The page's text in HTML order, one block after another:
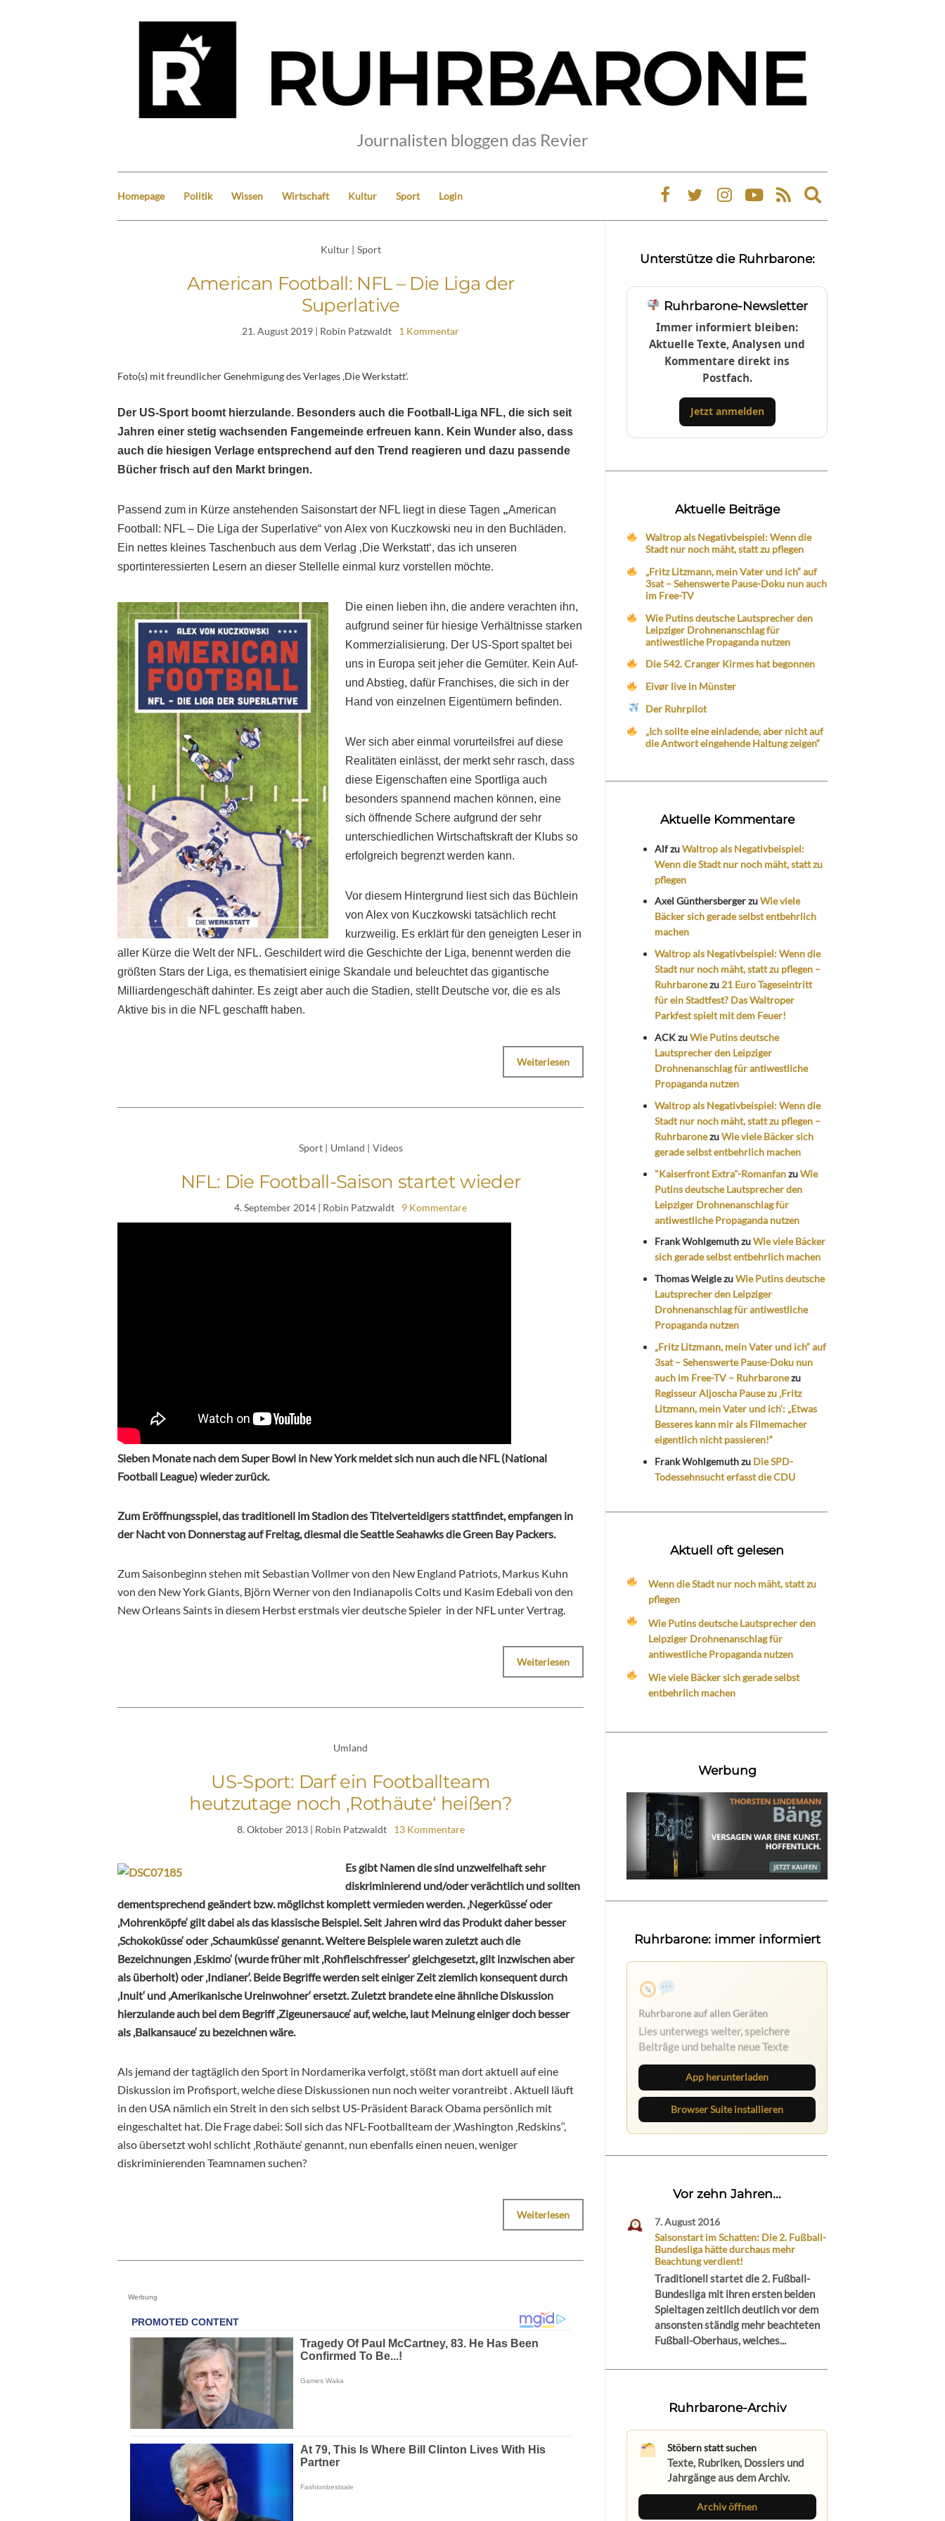
Journalisten bloggen das Revier
Homepage Politik Wissen Wirtschaft Kultur Sport Login
Expand
search
Kultur | Sport
American Football: NFL – Die Liga der
Superlative
21. August 2019 | Robin Patzwaldt 1 Kommentar
Foto(s) mit freundlicher Genehmigung des Verlages ‚Die Werkstatt‘.
Der US-Sport boomt hierzulande. Besonders auch die Football-Liga NFL, die sich seit
Jahren einer stetig wachsenden Fangemeinde erfreuen kann. Kein Wunder also, dass
auch die hiesigen Verlage entsprechend auf den Trend reagieren und dazu passende
Bücher frisch auf den Markt bringen.
Passend zum in Kürze anstehenden Saisonstart der NFL liegt in diese Tagen „American
Football: NFL – Die Liga der Superlative“ von Alex von Kuczkowski neu in den Buchläden.
Ein nettes kleines Taschenbuch aus dem Verlag ‚Die Werkstatt‘, das ich unseren
sportinteressierten Lesern an dieser Stellelle einmal kurz vorstellen möchte.
Die einen lieben ihn, die andere verachten ihn,
aufgrund seiner für hiesige Verhältnisse starken
Kommerzialisierung. Der US-Sport spaltet bei
uns in Europa seit jeher die Gemüter. Kein Auf-
und Abstieg, dafür Franchises, die sich in der
Hand von einzelnen Eigentümern befinden.
Wer sich aber einmal vorurteilsfrei auf diese
Realitäten einlässt, der merkt sehr rasch, dass
diese Eigenschaften eine Sportliga auch
besonders spannend machen können, eine
sich öffnende Schere aufgrund der sehr
unterschiedlichen Wirtschaftskraft der Klubs so
erfolgreich begrenzt werden kann.
Vor diesem Hintergrund liest sich das Büchlein
von Alex von Kuczkowski tatsächlich recht
kurzweilig. Es erklärt für den geneigten Leser in
aller Kürze die Welt der NFL. Geschildert wird die Geschichte der Liga, benennt werden die
größten Stars der Liga, es thematisiert einige Skandale und beleuchtet das gigantische
Milliardengeschäft dahinter. Es zeigt aber auch die Stadien, stellt Deutsche vor, die es als
Aktive bis in die NFL geschafft haben.
Weiterlesen
Sport | Umland | Videos
NFL: Die Football-Saison startet wieder
4. September 2014 | Robin Patzwaldt 9 Kommentare
Sieben Monate nach dem Super Bowl in New York meldet sich nun auch die NFL (National
Football League) wieder zurück.
Zum Eröffnungsspiel, das traditionell im Stadion des Titelverteidigers stattfindet, empfangen in
der Nacht von Donnerstag auf Freitag, diesmal die Seattle Seahawks die Green Bay Packers.
Zum Saisonbeginn stehen mit Sebastian Vollmer von den New England Patriots, Markus Kuhn
von den New York Giants, Björn Werner von den Indianapolis Colts und Kasim Edebali von den
New Orleans Saints in diesem Herbst erstmals vier deutsche Spieler in der NFL unter Vertrag.
Weiterlesen
Umland
US-Sport: Darf ein Footballteam
heutzutage noch ‚Rothäute‘ heißen?
8. Oktober 2013| Robin Patzwaldt 13 Kommentare
Es gibt Namen die sind unzweifelhaft sehr
diskriminierend und/oder verächtlich und sollten
dementsprechend geändert bzw. möglichst komplett vermieden werden. ‚Negerküsse‘ oder
‚Mohrenköpfe‘ gilt dabei als das klassische Beispiel. Seit Jahren wird das Produkt daher besser
‚Schokoküsse‘ oder ‚Schaumküsse‘ genannt. Weitere Beispiele waren zuletzt auch die
Bezeichnungen ‚Eskimo‘ (wurde früher mit ‚Rohfleischfresser‘ gleichgesetzt, gilt inzwischen aber
als überholt) oder ‚Indianer‘. Beide Begriffe werden seit einiger Zeit ziemlich konsequent durch
‚Inuit‘ und ‚Amerikanische Ureinwohner‘ ersetzt. Zuletzt brandete eine ähnliche Diskussion
hierzulande auch bei dem Begriff ‚Zigeunersauce‘ auf, welche, laut Meinung einiger doch besser
als ‚Balkansauce‘ zu bezeichnen wäre.
Als jemand der tagtäglich den Sport in Nordamerika verfolgt, stößt man dort aktuell auf eine
Diskussion im Profisport, welche diese Diskussionen nun noch weiter vorantreibt . Aktuell läuft
in den USA nämlich ein Streit in den sich selbst US-Präsident Barack Obama persönlich mit
eingeschaltet hat. Die Frage dabei: Soll sich das NFL-Footballteam der ‚Washington ‚Redskins‘‘,
also übersetzt wohl schlicht ‚Rothäute‘ genannt, nun ebenfalls einen neuen, weniger
diskriminierenden Teamnamen suchen?
Weiterlesen
Werbung
Unterstütze die Ruhrbarone:
Ruhrbarone-Newsletter
Immer informiert bleiben:
Aktuelle Texte, Analysen und
Kommentare direkt ins
Postfach.
Jetzt anmelden
Aktuelle Beiträge
Waltrop als Negativbeispiel: Wenn die
Stadt nur noch mäht, statt zu pflegen
„Fritz Litzmann, mein Vater und ich“ auf
3sat – Sehenswerte Pause-Doku nun auch
im Free-TV
Wie Putins deutsche Lautsprecher den
Leipziger Drohnenanschlag für
antiwestliche Propaganda nutzen
Die 542. Cranger Kirmes hat begonnen
Eivør live in Münster
Der Ruhrpilot
„Ich sollte eine einladende, aber nicht auf
die Antwort eingehende Haltung zeigen“
Aktuelle Kommentare
AlfzuWaltrop als Negativbeispiel:
Wenn die Stadt nur noch mäht, statt zu
pflegen
Axel GünthersbergerzuWie viele
Bäcker sich gerade selbst entbehrlich
machen
Waltrop als Negativbeispiel: Wenn die
Stadt nur noch mäht, statt zu pflegen –
Ruhrbaronezu 21 Euro Tageseintritt
für ein Stadtfest? Das Waltroper
Parkfest spielt mit dem Feuer!
ACKzuWie Putins deutsche
Lautsprecher den Leipziger
Drohnenanschlag für antiwestliche
Propaganda nutzen
Waltrop als Negativbeispiel: Wenn die
Stadt nur noch mäht, statt zu pflegen –
RuhrbaronezuWie viele Bäcker sich
gerade selbst entbehrlich machen
"Kaiserfront Extra"-RomanfanzuWie
Putins deutsche Lautsprecher den
Leipziger Drohnenanschlag für
antiwestliche Propaganda nutzen
Frank WohlgemuthzuWie viele Bäcker
sich gerade selbst entbehrlich machen
Thomas WeiglezuWie Putins deutsche
Lautsprecher den Leipziger
Drohnenanschlag für antiwestliche
Propaganda nutzen
„Fritz Litzmann, mein Vater und ich“ auf
3sat – Sehenswerte Pause-Doku nun
auch im Free-TV – Ruhrbaronezu
Regisseur Aljoscha Pause zu ‚Fritz
Litzmann, mein Vater und ich‘: „Etwas
Besseres kann mir als Filmemacher
eigentlich nicht passieren!“
Frank Wohlgemuthzu Die SPD-
Todessehnsucht erfasst die CDU
Aktuell oft gelesen
Wenn die Stadt nur noch mäht, statt zu
pflegen
Wie Putins deutsche Lautsprecher den
Leipziger Drohnenanschlag für
antiwestliche Propaganda nutzen
Wie viele Bäcker sich gerade selbst
entbehrlich machen
Werbung
Ruhrbarone: immer informiert
Ruhrbarone auf allen Geräten
Lies unterwegs weiter, speichere
Beiträge und behalte neue Texte
App herunterladen
Browser Suite installieren
Vor zehn Jahren...
7. August 2016
Saisonstart im Schatten: Die 2. Fußball-
Bundesliga hätte durchaus mehr
Beachtung verdient!
Traditionell startet die 2. Fußball-
Bundesliga mit ihren ersten beiden
Spieltagen zeitlich deutlich vor dem
ansonsten ständig mehr beachteten
Fußball-Oberhaus, welches...
Ruhrbarone-Archiv
Stöbern statt suchen
Texte, Rubriken, Dossiers und
Jahrgänge aus dem Archiv.
Archiv öffnen